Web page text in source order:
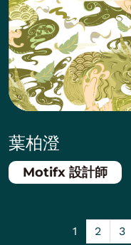
葉柏澄
Motifx 設計師
Pagination
1 2 3